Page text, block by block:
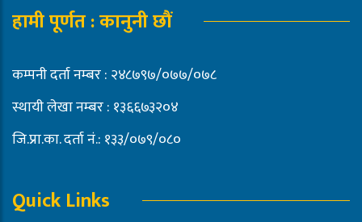
हामी पूर्णत : कानुनी छौं
कम्पनी दर्ता नम्बर : २४८७९७/०७७/०७८
स्थायी लेखा नम्बर : १३६६७३२०४
जि.प्रा.का. दर्ता नं.: १३३/०७९/०८०
Quick Links